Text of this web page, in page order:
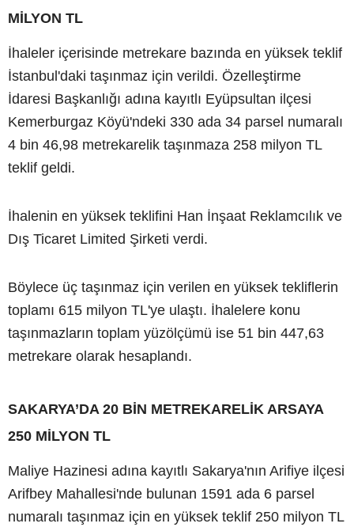
MİLYON TL
İhaleler içerisinde metrekare bazında en yüksek teklif
İstanbul'daki taşınmaz için verildi. Özelleştirme
İdaresi Başkanlığı adına kayıtlı Eyüpsultan ilçesi
Kemerburgaz Köyü'ndeki 330 ada 34 parsel numaralı
4 bin 46,98 metrekarelik taşınmaza 258 milyon TL
teklif geldi.
İhalenin en yüksek teklifini Han İnşaat Reklamcılık ve
Dış Ticaret Limited Şirketi verdi.
Böylece üç taşınmaz için verilen en yüksek tekliflerin
toplamı 615 milyon TL'ye ulaştı. İhalelere konu
taşınmazların toplam yüzölçümü ise 51 bin 447,63
metrekare olarak hesaplandı.
SAKARYA’DA 20 BİN METREKARELİK ARSAYA
250 MİLYON TL
Maliye Hazinesi adına kayıtlı Sakarya'nın Arifiye ilçesi
Arifbey Mahallesi'nde bulunan 1591 ada 6 parsel
numaralı taşınmaz için en yüksek teklif 250 milyon TL